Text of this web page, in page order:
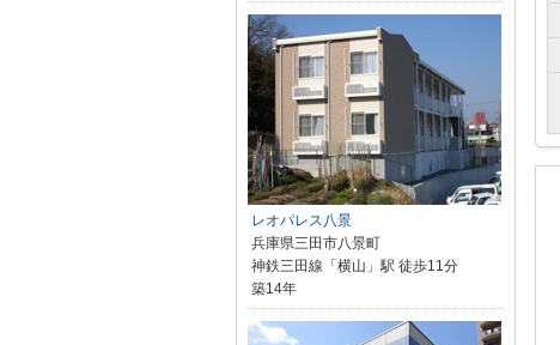
レオパレス八景
兵庫県三田市八景町
神鉄三田線「横山」駅 徒歩11分
築14年